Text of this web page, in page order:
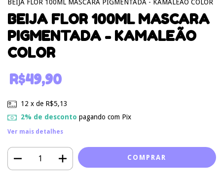
BEIJA FLOR 100ML MASCARA PIGMENTADA - KAMALEÃO COLOR
BEIJA FLOR 100ML MASCARA
PIGMENTADA - KAMALEÃO
COLOR
R$49,90
12 x de R$5,13
2% de desconto pagando com Pix
Ver mais detalhes